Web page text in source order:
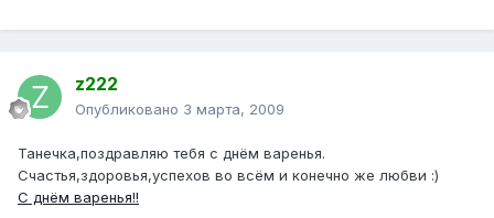
z222
Опубликовано 3 марта, 2009
Танечка,поздравляю тебя с днём варенья.
Счастья,здоровья,успехов во всём и конечно же любви :)
С днём варенья!!